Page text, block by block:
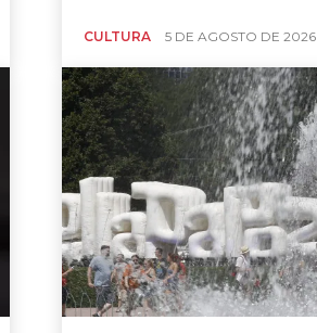
CULTURA 5 DE AGOSTO DE 2026